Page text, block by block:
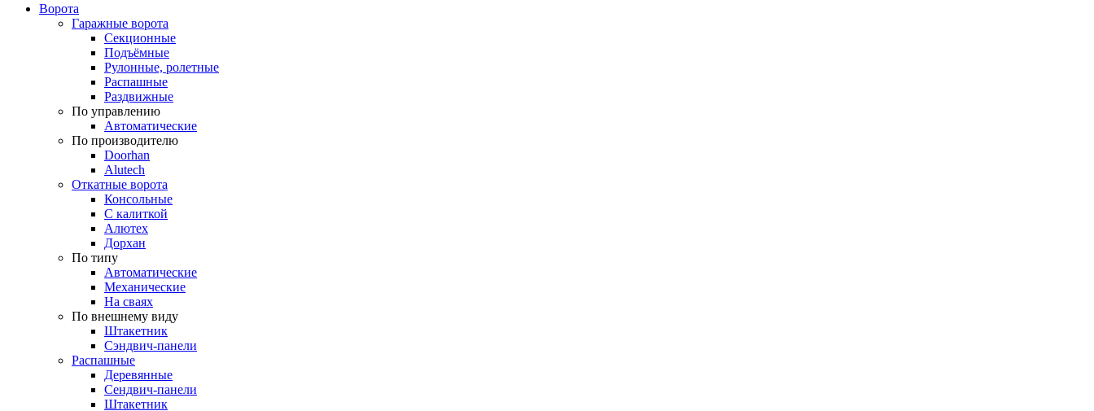
Ворота
Гаражные ворота
Секционные
Подъёмные
Рулонные, ролетные
Распашные
Раздвижные
По управлению
Автоматические
По производителю
Doorhan
Alutech
Откатные ворота
Консольные
С калиткой
Алютех
Дорхан
По типу
Автоматические
Механические
На сваях
По внешнему виду
Штакетник
Сэндвич-панели
Распашные
Деревянные
Сендвич-панели
Штакетник